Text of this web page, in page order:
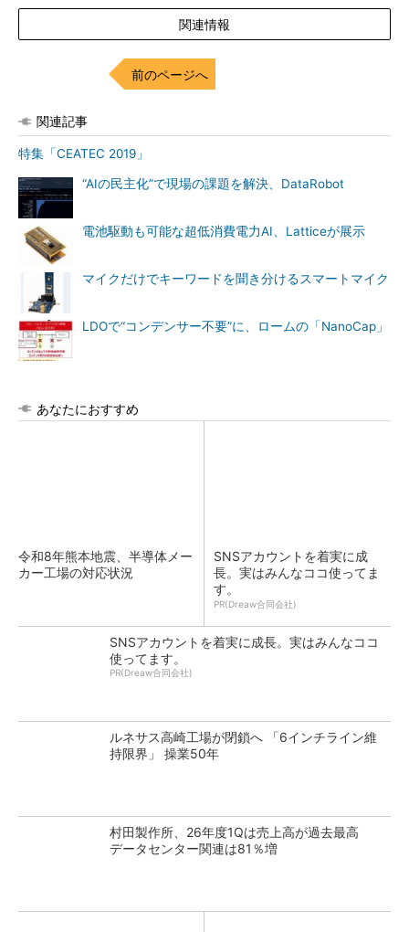
関連情報
前のページへ
関連記事
特集「CEATEC 2019」
“AIの民主化”で現場の課題を解決、DataRobot
電池駆動も可能な超低消費電力AI、Latticeが展示
マイクだけでキーワードを聞き分けるスマートマイク
LDOで“コンデンサー不要”に、ロームの「NanoCap」
あなたにおすすめ
令和8年熊本地震、半導体メー
カー工場の対応状況
SNSアカウントを着実に成
長。実はみんなココ使ってま
す。
PR(Dreaw合同会社)
SNSアカウントを着実に成長。実はみんなココ
使ってます。
PR(Dreaw合同会社)
ルネサス高崎工場が閉鎖へ 「6インチライン維
持限界」 操業50年
村田製作所、26年度1Qは売上高が過去最高
データセンター関連は81％増